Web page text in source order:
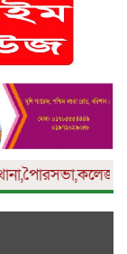
ও